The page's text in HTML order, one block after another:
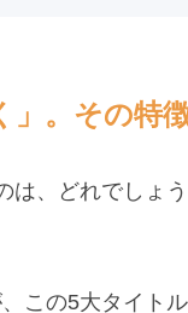
。その特
は、どれでしょう
この5大タイト